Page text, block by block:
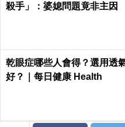
殺手」：婆媳問題竟非主因
乾眼症哪些人會得？選用透
好？｜每日健康 Health